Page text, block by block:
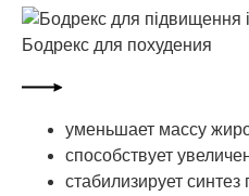
Бодрекс для похудения
уменьшает массу
способствует
стабилизирует синтез